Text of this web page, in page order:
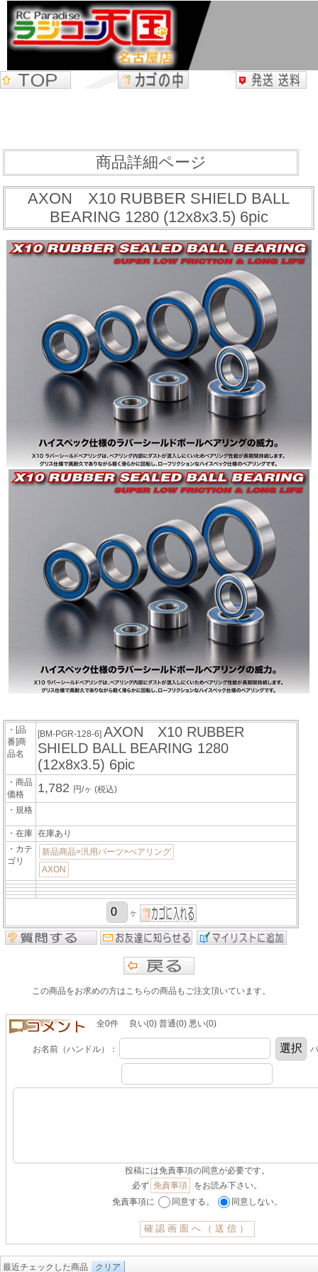
商品詳細ページ
AXON X10 RUBBER SHIELD BALL
BEARING 1280 (12x8x3.5) 6pic
・[品
番]商
品名
[BM-PGR-128-6]AXON X10 RUBBER
SHIELD BALL BEARING 1280
(12x8x3.5) 6pic
・商品
価格
1,782 円/ヶ(税込)
・規格
・在庫 在庫あり
・カテ
ゴリ
新品商品>汎用パーツ>べアリング
AXON
ヶ
この商品をお求めの方はこちらの商品もご注文頂いています。
全0件 良い(0) 普通(0) 悪い(0)
お名前（ハンドル）：
投稿には免責事項の同意が必要です。
必ず 免責事項
をお読み下さい。
免責事項に
同意する。 同意しない。
最近チェックした商品 クリア